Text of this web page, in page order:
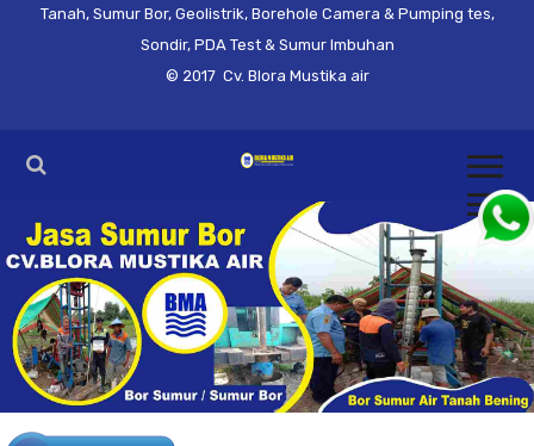
Tanah, Sumur Bor, Geolistrik, Borehole Camera & Pumping tes,
Sondir, PDA Test & Sumur Imbuhan
© 2017 Cv. Blora Mustika air